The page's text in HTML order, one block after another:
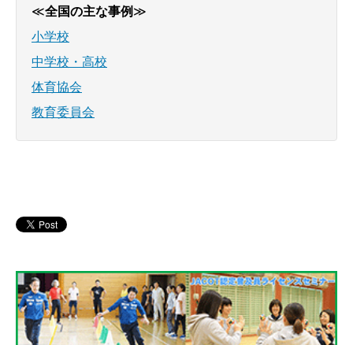
≪全国の主な事例 ≫
小学校
中学校・高校
体育協会
教育委員会